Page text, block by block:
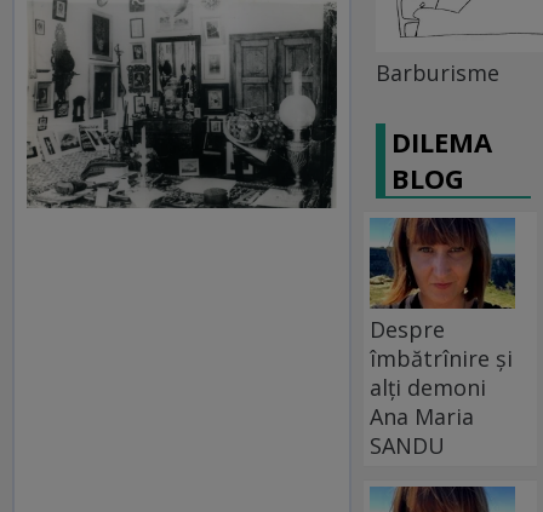
Barburisme
DILEMA
BLOG
Despre
îmbătrînire și
alți demoni
Ana Maria
SANDU